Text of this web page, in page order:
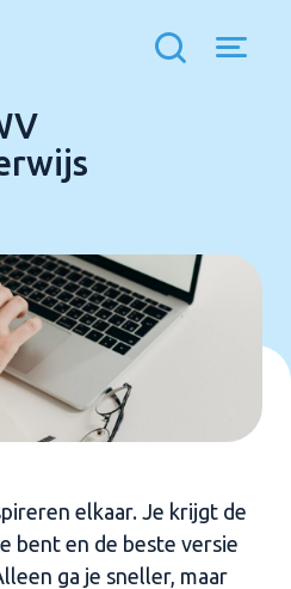
elkaar. Je krijgt de
bent en de beste versie
ga je sneller, maar